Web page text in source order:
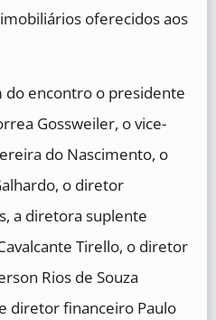
oferecidos aos
do encontro o presidente
Gossweiler, o vice-
do Nascimento, o
o diretor
a diretora suplente
Tirello, o diretor
Rios de Souza
diretor financeiro Paulo